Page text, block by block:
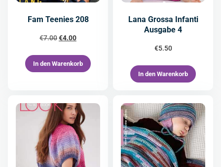
Fam Teenies 208
€7.00€4.00
In den Warenkorb
Lana Grossa Infanti
Ausgabe 4
€5.50
In den Warenkorb